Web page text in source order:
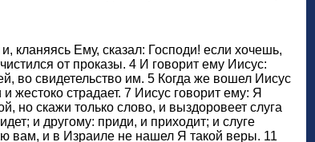
Ему, сказал: Господи! если хочешь,
от проказы. 4 И говорит ему Иисус:
во свидетельство им. 5 Когда же вошел Иисус
жестоко страдает. 7 Иисус говорит ему: Я
но скажи только слово, и выздоровеет слуга
и другому: приди, и приходит; и слуге
вам, и в Израиле не нашел Я такой веры. 11